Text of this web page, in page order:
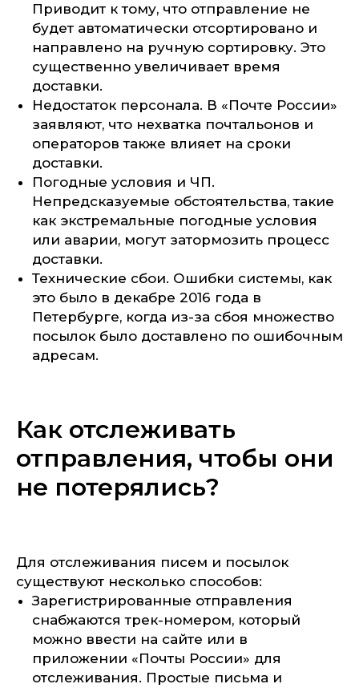
Приводит к тому, что отправление не
будет автоматически отсортировано и
направлено на ручную сортировку. Это
существенно увеличивает время
доставки.
Недостаток персонала. В «Почте России»
заявляют, что нехватка почтальонов и
операторов также влияет на сроки
доставки.
Погодные условия и ЧП.
Непредсказуемые обстоятельства, такие
как экстремальные погодные условия
или аварии, могут затормозить процесс
доставки.
Технические сбои. Ошибки системы, как
это было в декабре 2016 года в
Петербурге, когда из-за сбоя множество
посылок было доставлено по ошибочным
адресам.
Как отслеживать
отправления, чтобы они
не потерялись?
Для отслеживания писем и посылок
существуют несколько способов:
Зарегистрированные отправления
снабжаются трек-номером, который
можно ввести на сайте или в
приложении «Почты России» для
отслеживания. Простые письма и